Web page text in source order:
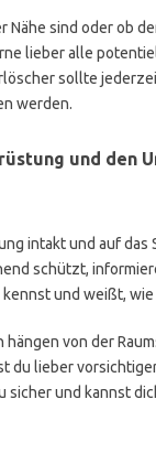
Nähe sind oder ob
lieber alle
sollte
werden.
und den
intakt und auf das
schützt,
und weißt,
von der
du lieber
und kannst